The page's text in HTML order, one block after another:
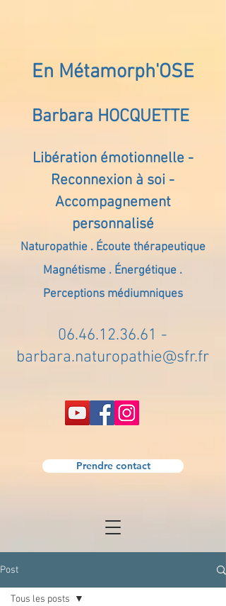
En Métamorph'OSE
Barbara HOCQUETTE
Libération émotionnelle -
Reconnexion à soi -
Accompagnement
personnalisé
Naturopathie . Écoute thérapeutique
Magnétisme . Énergétique .
Perceptions médiumniques
06.46.12.36.61 -
barbara.naturopathie@sfr.fr
Prendre contact
Post
Tous les posts